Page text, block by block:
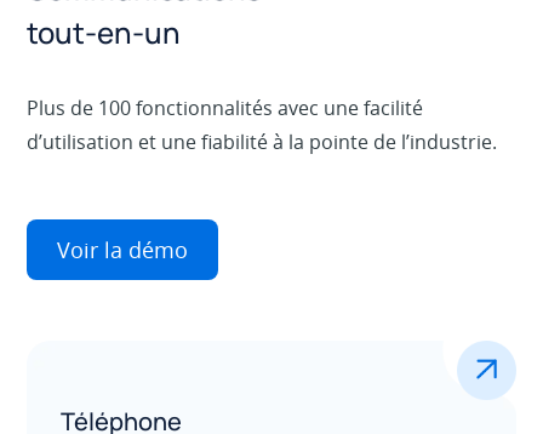
tout-en-un
Plus de 100 fonctionnalités avec une facilité
d’utilisation et une fiabilité à la pointe de l’industrie.
Voir la démo
Téléphone
.